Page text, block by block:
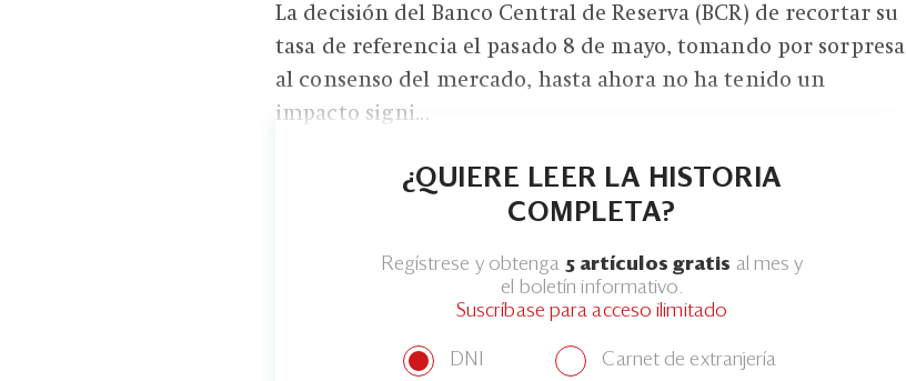
La decisión del Banco Central de Reserva (BCR) de recortar su
tasa de referencia el pasado 8 de mayo, tomando por sorpresa
al consenso del mercado, hasta ahora no ha tenido un
impacto signi...
¿QUIERE LEER LA HISTORIA
COMPLETA?
Regístrese y obtenga 5 artículos gratis al mes y
el boletín informativo.
Suscríbase para acceso ilimitado
DNI Carnet de extranjería